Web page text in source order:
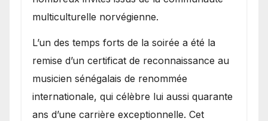
multiculturelle norvégienne.
​L’un des temps forts de la soirée a été la
remise d’un certificat de reconnaissance au
musicien sénégalais de renommée
internationale, qui célèbre lui aussi quarante
ans d’une carrière exceptionnelle. Cet